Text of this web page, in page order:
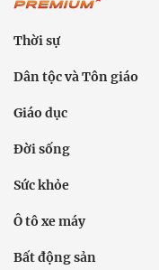
Thời sự
Dân tộc và Tôn giáo
Giáo dục
Đời sống
Sức khỏe
Ô tô xe máy
Bất động sản